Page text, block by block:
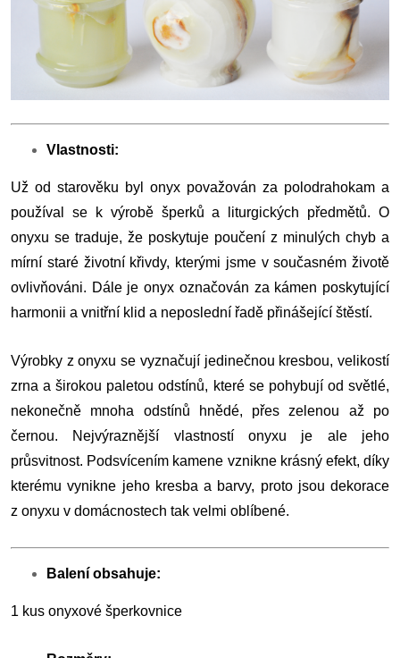
Vlastnosti:
Už od starověku byl onyx považován za polodrahokam a
používal se k výrobě šperků a liturgických předmětů. O
onyxu se traduje, že poskytuje poučení z minulých chyb a
mírní staré životní křivdy, kterými jsme v současném životě
ovlivňováni. Dále je onyx označován za kámen poskytující
harmonii a vnitřní klid a neposlední řadě přinášející štěstí.
Výrobky z onyxu se vyznačují jedinečnou kresbou, velikostí
zrna a širokou paletou odstínů, které se pohybují od světlé,
nekonečně mnoha odstínů hnědé, přes zelenou až po
černou. Nejvýraznější vlastností onyxu je ale jeho
průsvitnost. Podsvícením kamene vznikne krásný efekt, díky
kterému vynikne jeho kresba a barvy, proto jsou dekorace
z onyxu v domácnostech tak velmi oblíbené.
Balení obsahuje:
1 kus onyxové šperkovnice